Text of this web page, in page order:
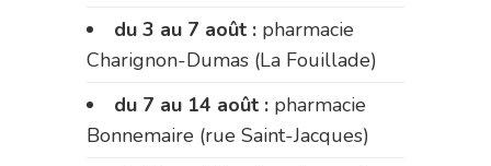
du 3 au 7 août : pharmacie
Charignon-Dumas (La Fouillade)
du 7 au 14 août : pharmacie
Bonnemaire (rue Saint-Jacques)